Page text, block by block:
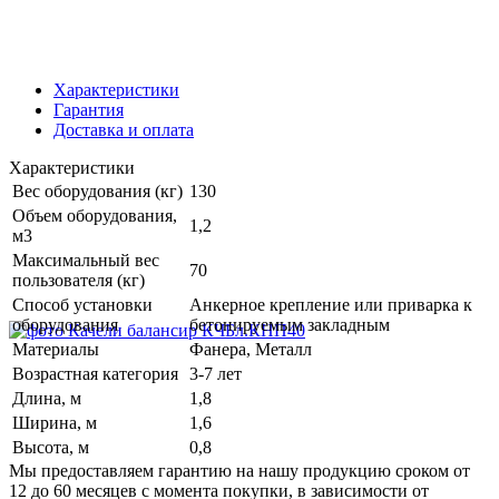
Характеристики
Гарантия
Доставка и оплата
Характеристики
Вес оборудования (кг) 130
Объем оборудования,
м3
1,2
Максимальный вес
пользователя (кг)
70
Способ установки
оборудования
Анкерное крепление или приварка к
бетонируемым закладным
Материалы
Фанера, Металл
Возрастная категория 3-7 лет
Длина, м
1,8
Ширина, м
1,6
Высота, м
0,8
Мы предоставляем гарантию на нашу продукцию сроком от
12 до 60 месяцев с момента покупки, в зависимости от